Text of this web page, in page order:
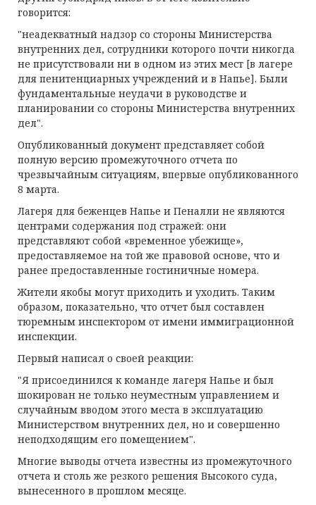
говорится:
"неадекватный надзор со стороны Министерства
внутренних дел, сотрудники которого почти никогда
не присутствовали ни в одном из этих мест [в лагере
для пенитенциарных учреждений и в Напье]. Были
фундаментальные неудачи в руководстве и
планировании со стороны Министерства внутренних
дел".
Опубликованный документ представляет собой
полную версию промежуточного отчета по
чрезвычайным ситуациям, впервые опубликованного
8 марта.
Лагеря для беженцев Напье и Пеналли не являются
центрами содержания под стражей: они
представляют собой «временное убежище»,
предоставляемое на той же правовой основе, что и
ранее предоставленные гостиничные номера.
Жители якобы могут приходить и уходить. Таким
образом, показательно, что отчет был составлен
тюремным инспектором от имени иммиграционной
инспекции.
Первый написал о своей реакции:
"Я присоединился к команде лагеря Напье и был
шокирован не только неуместным управлением и
случайным вводом этого места в эксплуатацию
Министерством внутренних дел, но и совершенно
неподходящим его помещением".
Многие выводы отчета известны из промежуточного
отчета и столь же резкого решения Высокого суда,
вынесенного в прошлом месяце.